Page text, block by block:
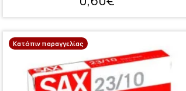
Κατόπιν παραγγελίας